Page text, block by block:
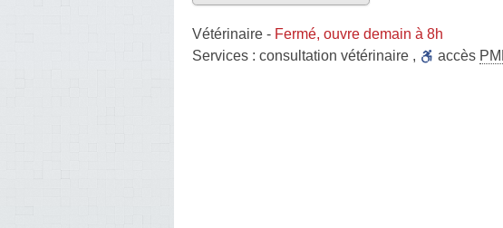
Vétérinaire - Fermé, ouvre demain à 8h
Services : consultation vétérinaire , accès